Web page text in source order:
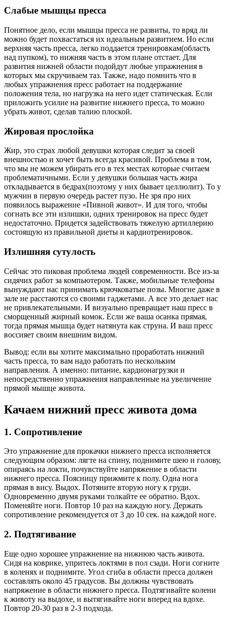
Слабые мышцы пресса
Понятное дело, если мышцы пресса не развиты, то вряд ли
можно будет похвастаться их идеальным развитием. Но если
верхняя часть пресса, легко поддается тренировкам(область
над пупком), то нижняя часть в этом плане отстает. Для
развития нижней области подойдут любые упражнения в
которых мы скручиваем таз. Также, надо помнить что в
любых упражнения пресс работает на поддержание
положения тела, но нагрузка на него идет статическая. Если
приложить усилие на развитие нижнего пресса, то можно
убрать живот, сделав талию плоской.
Жировая прослойка
Жир, это страх любой девушки которая следит за своей
внешностью и хочет быть всегда красивой. Проблема в том,
что мы не можем убирать его в тех местах которые считаем
проблематичными. Если у девушки большая часть жира
откладывается в бедрах(поэтому у них бывает целлюлит). То у
мужчин в первую очередь растет пузо. Не зря про них
появилось выражение «Пивной живот». И для того, чтобы
согнать все эти излишки, одних тренировок на пресс будет
недостаточно. Придется задействовать тяжелую артиллерию
состоящую из правильной диеты и кардиотренировок.
Излишняя сутулость
Сейчас это пиковая проблема людей современности. Все из-за
сидячих работ за компьютером. Также, мобильные телефоны
вынуждают нас принимать крючковатые позы. Многие даже в
зале не расстаются со своими гаджетами. А все это делает нас
не привлекательными. И визуально превращает наш пресс в
сморщенный жирный комок. Если же ваша осанка прямая,
тогда прямая мышца будет натянута как струна. И ваш пресс
воссияет своим внешним видом.
Вывод: если вы хотите максимально проработать нижний
часть пресса, то вам надо работать по нескольким
направления. А именно: питание, кардионагрузки и
непосредственно упражнения направленные на увеличение
прямой мышце живота.
Качаем нижний пресс живота дома
1. Сопротивление
Это упражнение для прокачки нижнего пресса исполняется
следующим образом: лягте на спину, поднимите шею и голову,
опираясь на локти, почувствуйте напряжение в области
нижнего пресса. Поясницу прижмите к полу. Одна нога
прямая в вису. Выдох. Потяните вторую ногу к груди.
Одновременно двумя руками толкайте ее обратно. Вдох.
Поменяйте ноги. Повтор 10 раз на каждую ногу. Держать
сопротивление рекомендуется от 3 до 10 сек. на каждой ноге.
2. Подтягивание
Еще одно хорошее упражнение на нижнюю часть живота.
Сидя на коврике, упритесь локтями в пол сзади. Ноги согните
в коленях и поднимите. Угол сгиба в области пресса должен
составлять около 45 градусов. Вы должны чувствовать
напряжение в области нижнего пресса. Подтягивайте колени
к животу на выдохе, и вытягивайте ноги вперед на вдохе.
Повтор 20-30 раз в 2-3 подхода.